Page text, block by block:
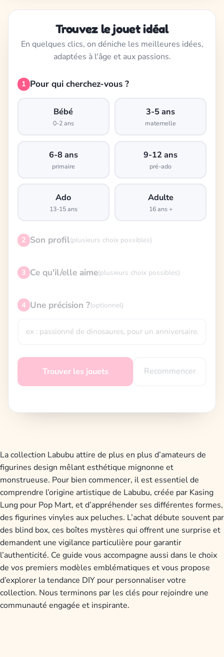
Trouvez le jouet idéal
En quelques clics, on déniche les meilleures idées,
adaptées à l'âge et aux passions.
1 Pour qui cherchez-vous ?
Bébé
0-2 ans
3-5 ans
maternelle
6-8 ans
primaire
9-12 ans
pré-ado
Ado
13-15 ans
Adulte
16 ans +
2 Son profil(plusieurs choix possibles)
3 Ce qu'il/elle aime(plusieurs choix possibles)
4 Une précision ?(optionnel)
Trouver les jouets Recommencer
La collection Labubu attire de plus en plus d’amateurs de
figurines design mêlant esthétique mignonne et
monstrueuse. Pour bien commencer, il est essentiel de
comprendre l’origine artistique de Labubu, créée par Kasing
Lung pour Pop Mart, et d’appréhender ses différentes formes,
des figurines vinyles aux peluches. L’achat débute souvent par
des blind box, ces boîtes mystères qui offrent une surprise et
demandent une vigilance particulière pour garantir
l’authenticité. Ce guide vous accompagne aussi dans le choix
de vos premiers modèles emblématiques et vous propose
d’explorer la tendance DIY pour personnaliser votre
collection. Nous terminons par les clés pour rejoindre une
communauté engagée et inspirante.